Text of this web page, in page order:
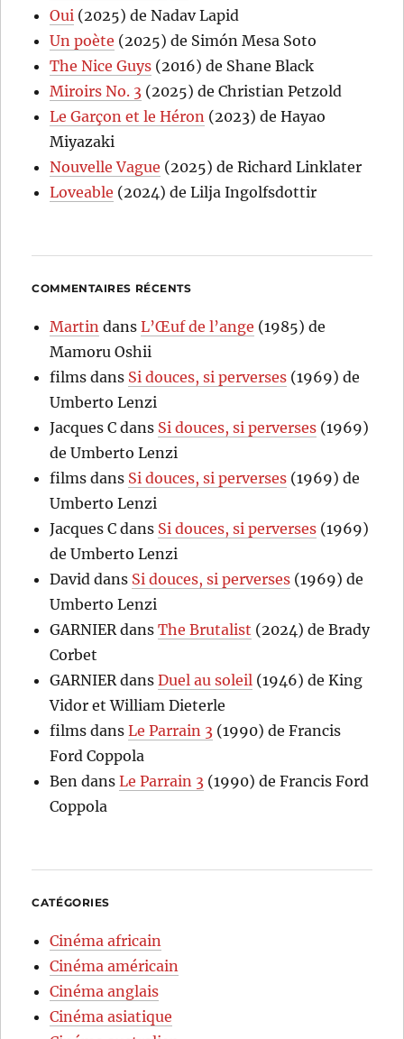
Oui (2025) de Nadav Lapid
Un poète (2025) de Simón Mesa Soto
The Nice Guys (2016) de Shane Black
Miroirs No. 3 (2025) de Christian Petzold
Le Garçon et le Héron (2023) de Hayao
Miyazaki
Nouvelle Vague (2025) de Richard Linklater
Loveable (2024) de Lilja Ingolfsdottir
COMMENTAIRES RÉCENTS
Martin dansL’Œuf de l’ange (1985) de
Mamoru Oshii
films dans Si douces, si perverses (1969) de
Umberto Lenzi
Jacques C dans Si douces, si perverses (1969)
de Umberto Lenzi
films dans Si douces, si perverses (1969) de
Umberto Lenzi
Jacques C dans Si douces, si perverses (1969)
de Umberto Lenzi
David dans Si douces, si perverses (1969) de
Umberto Lenzi
GARNIER dansThe Brutalist (2024) de Brady
Corbet
GARNIER dansDuel au soleil (1946) de King
Vidor et William Dieterle
films dansLe Parrain 3 (1990) de Francis
Ford Coppola
Ben dansLe Parrain 3 (1990) de Francis Ford
Coppola
CATÉGORIES
Cinéma africain
Cinéma américain
Cinéma anglais
Cinéma asiatique